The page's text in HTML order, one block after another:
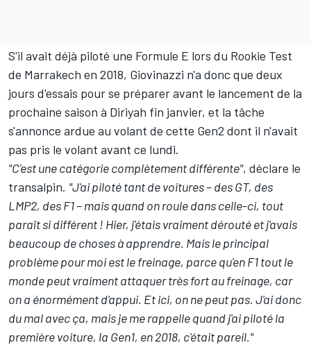
S'il avait déjà piloté une Formule E lors du Rookie Test
de Marrakech en 2018, Giovinazzi n'a donc que deux
jours d'essais pour se préparer avant le lancement de la
prochaine saison à Diriyah fin janvier, et la tâche
s'annonce ardue au volant de cette Gen2 dont il n'avait
pas pris le volant avant ce lundi.
"C'est une catégorie complètement différente", déclare le
transalpin. "J'ai piloté tant de voitures – des GT, des
LMP2, des F1 – mais quand on roule dans celle-ci, tout
paraît si différent ! Hier, j'étais vraiment dérouté et j'avais
beaucoup de choses à apprendre. Mais le principal
problème pour moi est le freinage, parce qu'en F1 tout le
monde peut vraiment attaquer très fort au freinage, car
on a énormément d'appui. Et ici, on ne peut pas. J'ai donc
du mal avec ça, mais je me rappelle quand j'ai piloté la
première voiture, la Gen1, en 2018, c'était pareil."